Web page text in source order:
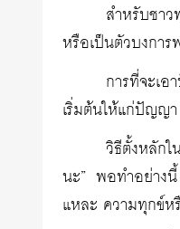
สำหรับชา
หรือเป็นตัวบงกา
การที่จะเ
เริ่มต้นให้แก่ปัญญา
วิธีตั้งหลัก
นะ” พอทำอย่าง
แหละ ความทุกข์ห